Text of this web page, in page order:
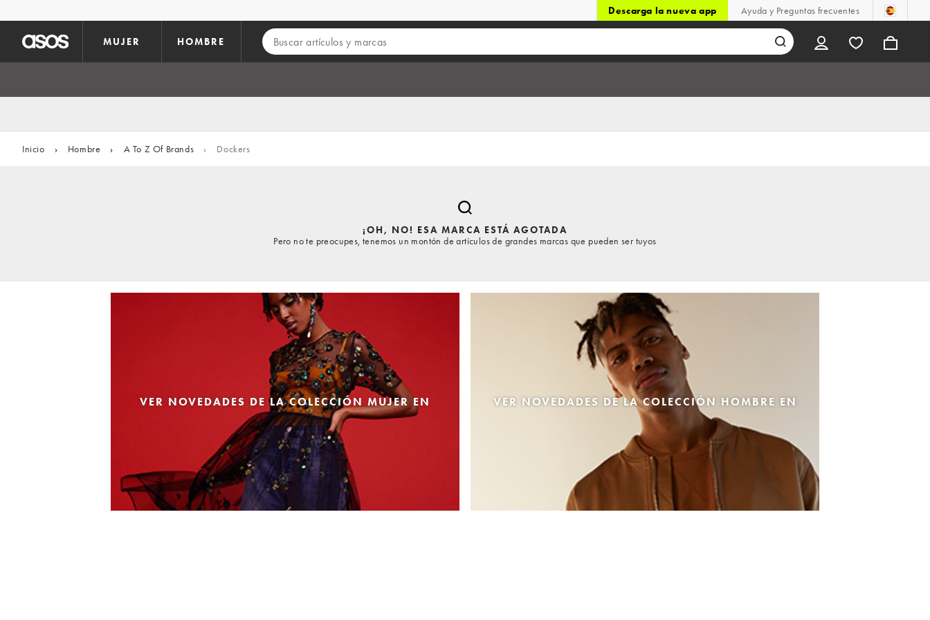
Descarga la nueva app Ayuda y Preguntas frecuentes
MUJER HOMBRE
Inicio › Hombre › A To Z Of Brands › Dockers
¡OH, NO! ESA MARCA ESTÁ AGOTADA
Pero no te preocupes, tenemos un montón de artículos de grandes marcas que pueden ser tuyos
VER NOVEDADES DE LA COLECCIÓN MUJER EN VER NOVEDADES DE LA COLECCIÓN HOMBRE EN